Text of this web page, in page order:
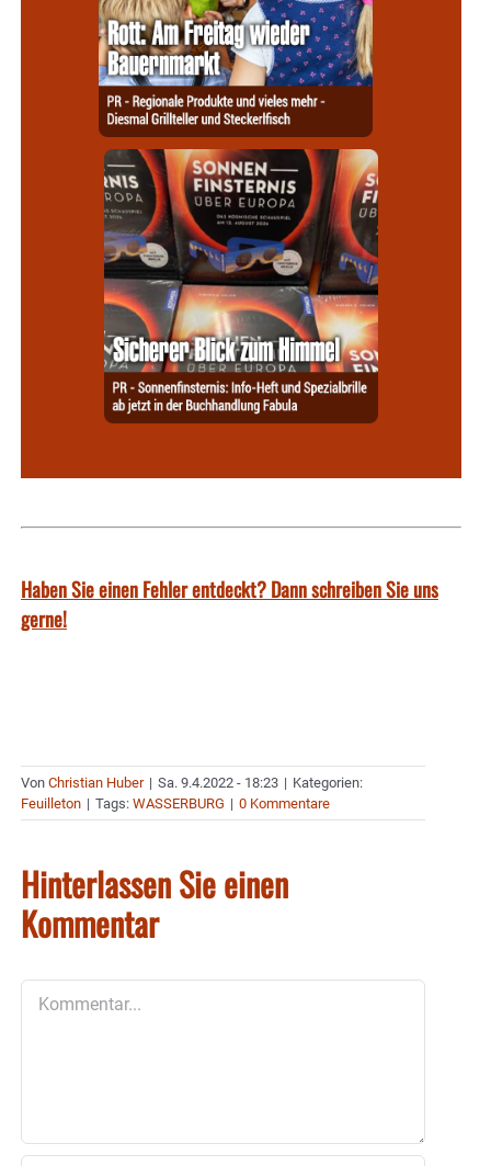
Haben Sie einen Fehler entdeckt? Dann schreiben Sie uns
gerne!
Von Christian Huber | Sa. 9.4.2022 - 18:23 | Kategorien:
Feuilleton | Tags: WASSERBURG | 0 Kommentare
Hinterlassen Sie einen
Kommentar